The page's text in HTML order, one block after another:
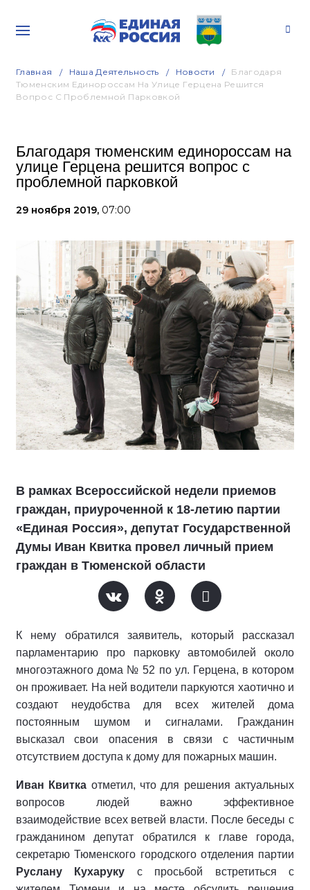
Главная Наша Деятельность Новости
Благодаря
Тюменским Единороссам На Улице Герцена Решится
Вопрос С Проблемной Парковкой
Благодаря тюменским единороссам на
улице Герцена решится вопрос с
проблемной парковкой
29 ноября 2019, 07:00
В рамках Всероссийской недели приемов
граждан, приуроченной к 18-летию партии
«Единая Россия», депутат Государственной
Думы Иван Квитка провел личный прием
граждан в Тюменской области
К нему обратился заявитель, который рассказал
парламентарию про парковку автомобилей около
многоэтажного дома № 52 по ул. Герцена, в котором
он проживает. На ней водители паркуются хаотично и
создают неудобства для всех жителей дома
постоянным шумом и сигналами. Гражданин
высказал свои опасения в связи с частичным
отсутствием доступа к дому для пожарных машин.
Иван Квитка отметил, что для решения актуальных
вопросов людей важно эффективное
взаимодействие всех ветвей власти. После беседы с
гражданином депутат обратился к главе города,
секретарю Тюменского городского отделения партии
Руслану Кухаруку с просьбой встретиться с